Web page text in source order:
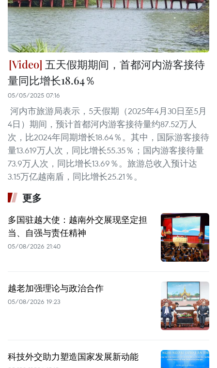
五天假期期间，首都河内游客接待
量同比增长18.64％
05/05/2025 07:16
河内市旅游局表示，5天假期（2025年4月30日至5月
4日）期间，预计首都河内游客接待量约87.52万人
次，比2024年同期增长18.64％。其中，国际游客接待
量13.619万人次，同比增长55.35％；国内游客接待量
73.9万人次，同比增长13.69％。旅游总收入预计达
3.15万亿越南盾，同比增长25.21％。
更多
多国驻越大使：越南外交展现坚定担
当、自强与责任精神
05/08/2026 21:40
越老加强理论与政治合作
05/08/2026 19:23
科技外交助力塑造国家发展新动能